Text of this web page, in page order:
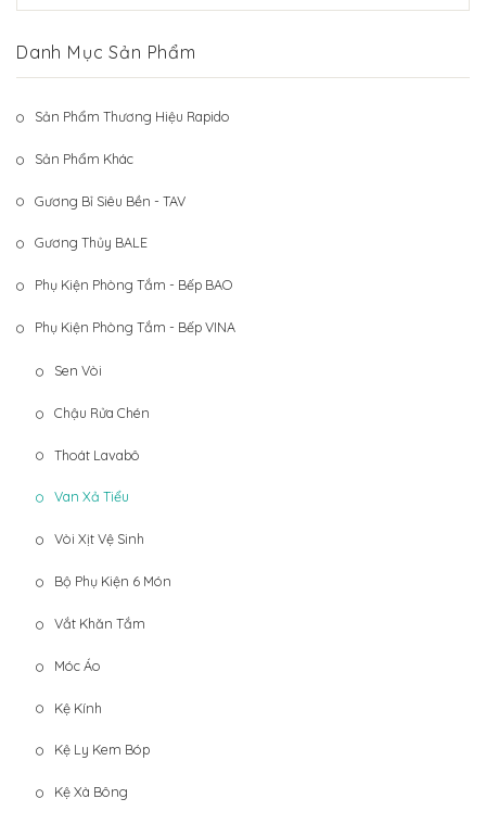
Phụ Kiện Phòng Tắm – Bếp VINA
Sản Phẩm Khác
Danh Mục Sản Phẩm
Sản Phẩm Thương Hiệu Rapido
Sản Phẩm Khác
Gương Bỉ Siêu Bền - TAV
Gương Thủy BALE
Phụ Kiện Phòng Tắm - Bếp BAO
Phụ Kiện Phòng Tắm - Bếp VINA
Sen Vòi
Chậu Rửa Chén
Thoát Lavabô
Van Xả Tiểu
Vòi Xịt Vệ Sinh
Bộ Phụ Kiện 6 Món
Vắt Khăn Tắm
Móc Áo
Kệ Kính
Kệ Ly Kem Bóp
Kệ Xà Bông